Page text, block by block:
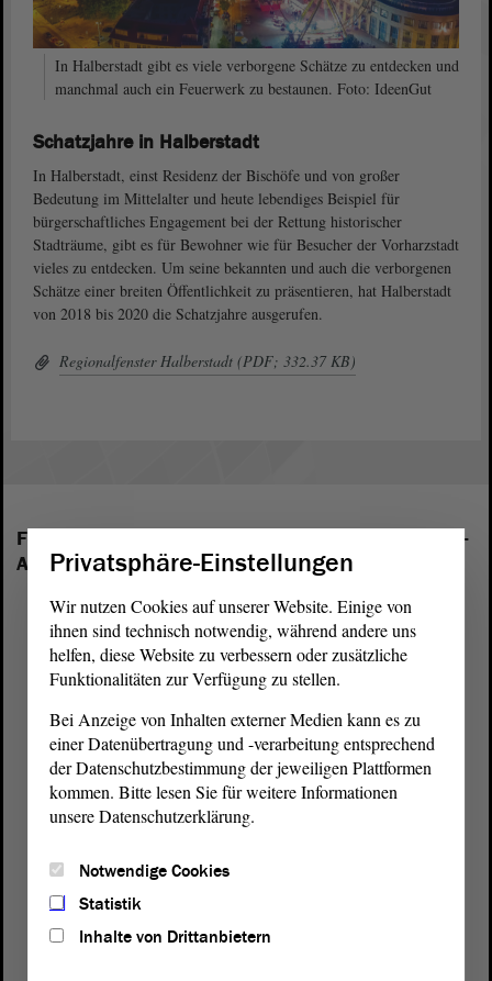
In Halberstadt gibt es viele verborgene Schätze zu entdecken und
manchmal auch ein Feuerwerk zu bestaunen. Foto: IdeenGut
Schatzjahre in Halberstadt
In Halberstadt, einst Residenz der Bischöfe und von großer
Bedeutung im Mittelalter und heute lebendiges Beispiel für
bürgerschaftliches Engagement bei der Rettung historischer
Stadträume, gibt es für Bewohner wie für Besucher der Vorharzstadt
vieles zu entdecken. Um seine bekannten und auch die verborgenen
Schätze einer breiten Öffentlichkeit zu präsentieren, hat Halberstadt
von 2018 bis 2020 die Schatzjahre ausgerufen.
Regionalfenster Halberstadt (PDF; 332.37 KB)
Folgende Fraktionen sind im Landtag von Sachsen-
Anhalt vertreten:
Privatsphäre-Einstellungen
Wir nutzen Cookies auf unserer Website. Einige von
ihnen sind technisch notwendig, während andere uns
helfen, diese Website zu verbessern oder zusätzliche
Funktionalitäten zur Verfügung zu stellen.
Bei Anzeige von Inhalten externer Medien kann es zu
einer Datenübertragung und -verarbeitung entsprechend
der Datenschutzbestimmung der jeweiligen Plattformen
kommen. Bitte lesen Sie für weitere Informationen
unsere Datenschutzerklärung.
Notwendige Cookies
Statistik
Inhalte von Drittanbietern